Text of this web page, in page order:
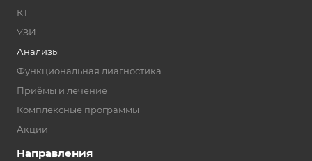
КТ
УЗИ
Анализы
Функциональная диагностика
Приёмы и лечение
Комплексные программы
Акции
Направления